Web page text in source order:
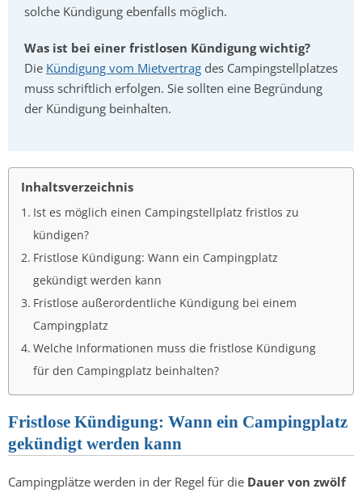
solche Kündigung ebenfalls möglich.
Was ist bei einer fristlosen Kündigung wichtig?
Die Kündigung vom Mietvertrag des Campingstellplatzes
muss schriftlich erfolgen. Sie sollten eine Begründung
der Kündigung beinhalten.
Inhaltsverzeichnis
Ist es möglich einen Campingstellplatz fristlos zu
kündigen?
Fristlose Kündigung: Wann ein Campingplatz
gekündigt werden kann
Fristlose außerordentliche Kündigung bei einem
Campingplatz
Welche Informationen muss die fristlose Kündigung
für den Campingplatz beinhalten?
Fristlose Kündigung: Wann ein Campingplatz
gekündigt werden kann
Campingplätze werden in der Regel für die Dauer von zwölf